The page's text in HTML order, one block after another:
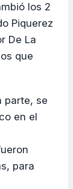
los 2
Piquerez
De La
que
parte, se
en el
para